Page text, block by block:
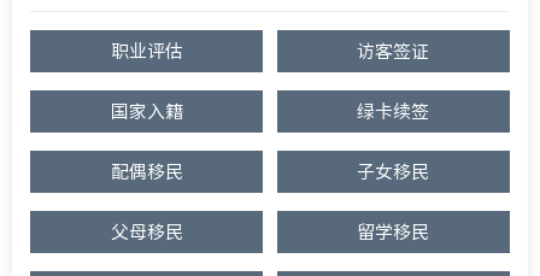
职业评估 访客签证
国家入籍 绿卡续签
配偶移民 子女移民
父母移民 留学移民